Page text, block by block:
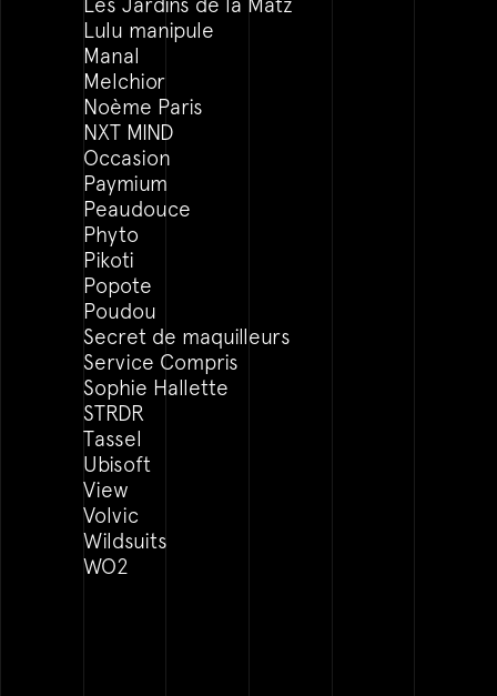
Lulu manipule
Manal
Melchior
Noème Paris
NXT MIND
Occasion
Paymium
Peaudouce
Phyto
Pikoti
Popote
Poudou
Secret de maquilleurs
Service Compris
Sophie Hallette
STRDR
Tassel
Ubisoft
View
Volvic
Wildsuits
WO2